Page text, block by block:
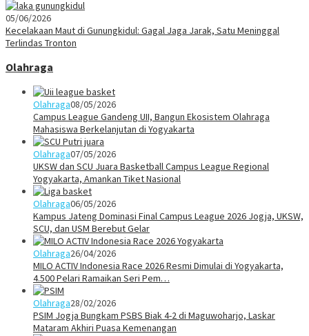
05/06/2026
Kecelakaan Maut di Gunungkidul: Gagal Jaga Jarak, Satu Meninggal
Terlindas Tronton
Olahraga
Olahraga08/05/2026
Campus League Gandeng UII, Bangun Ekosistem Olahraga
Mahasiswa Berkelanjutan di Yogyakarta
Olahraga07/05/2026
UKSW dan SCU Juara Basketball Campus League Regional
Yogyakarta, Amankan Tiket Nasional
Olahraga06/05/2026
Kampus Jateng Dominasi Final Campus League 2026 Jogja, UKSW,
SCU, dan USM Berebut Gelar
Olahraga26/04/2026
MILO ACTIV Indonesia Race 2026 Resmi Dimulai di Yogyakarta,
4.500 Pelari Ramaikan Seri Pem…
Olahraga28/02/2026
PSIM Jogja Bungkam PSBS Biak 4-2 di Maguwoharjo, Laskar
Mataram Akhiri Puasa Kemenangan